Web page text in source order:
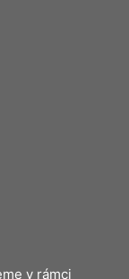
v rámci